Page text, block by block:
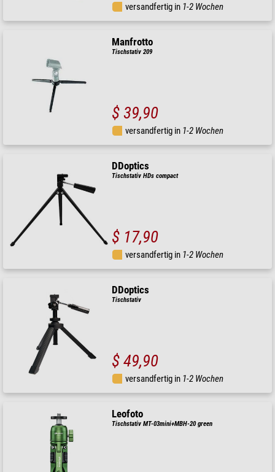
versandfertig in 1-2 Wochen
Manfrotto
Tischstativ 209
$ 39,90
versandfertig in 1-2 Wochen
DDoptics
Tischstativ HDs compact
$ 17,90
versandfertig in 1-2 Wochen
DDoptics
Tischstativ
$ 49,90
versandfertig in 1-2 Wochen
Leofoto
Tischstativ MT-03mini+MBH-20 green